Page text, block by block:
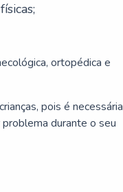
ortopédica e
pois é necessária
durante o seu